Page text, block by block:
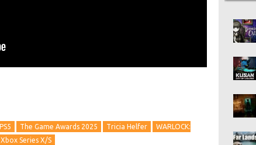
PS5 The Game Awards 2025 Tricia Helfer
WARLOCK:
Xbox Series X/S